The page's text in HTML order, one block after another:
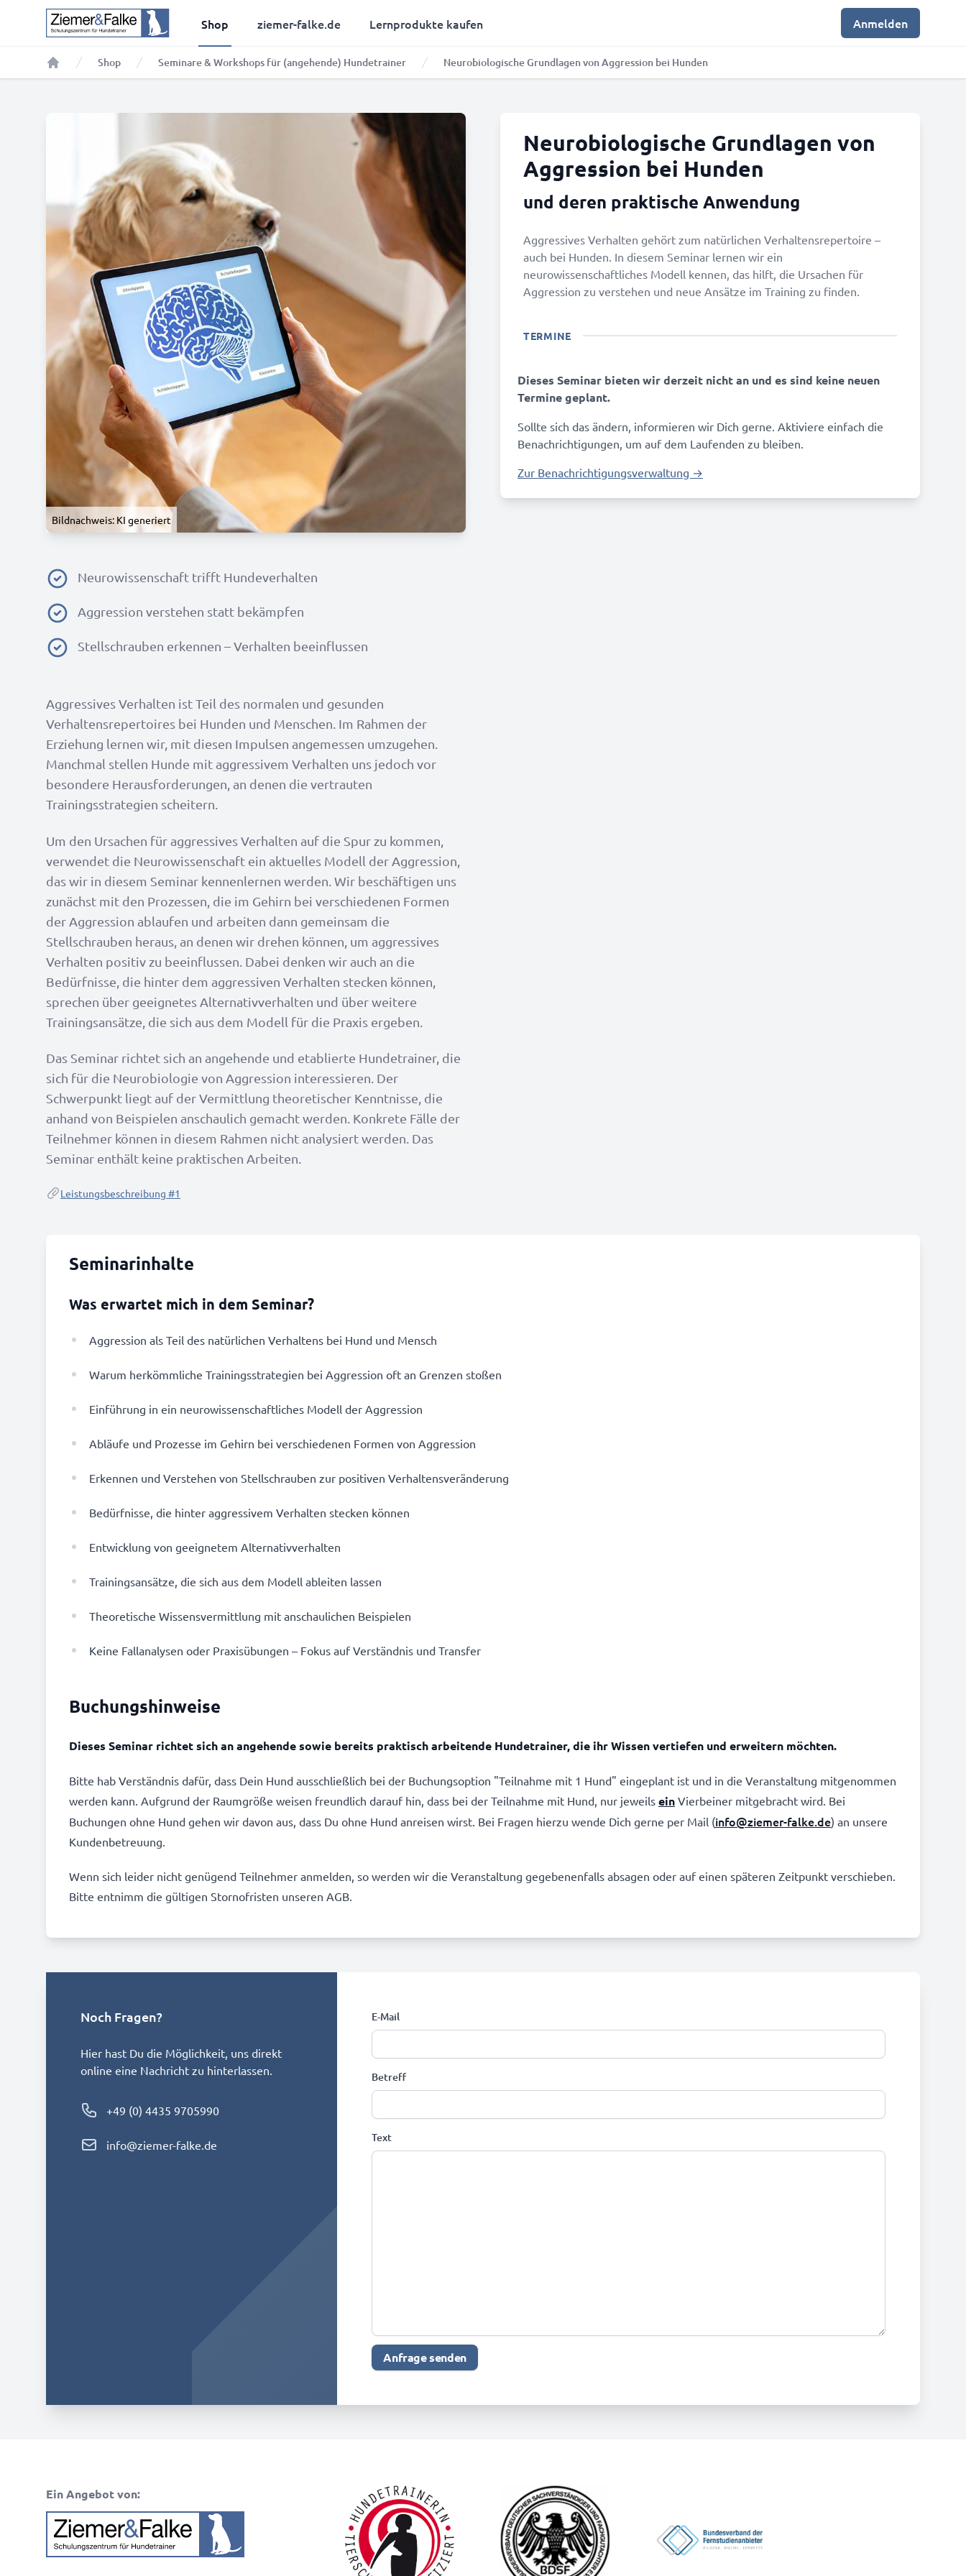
Shop ziemer-falke.de Lernprodukte kaufen Anmelden
Home
Shop Seminare & Workshops für (angehende) Hundetrainer Neurobiologische Grundlagen von Aggression bei Hunden
Bildnachweis: KI generiert
Neurowissenschaft trifft Hundeverhalten
Aggression verstehen statt bekämpfen
Stellschrauben erkennen – Verhalten beeinflussen
Aggressives Verhalten ist Teil des normalen und gesunden
Verhaltensrepertoires bei Hunden und Menschen. Im Rahmen der
Erziehung lernen wir, mit diesen Impulsen angemessen umzugehen.
Manchmal stellen Hunde mit aggressivem Verhalten uns jedoch vor
besondere Herausforderungen, an denen die vertrauten
Trainingsstrategien scheitern.
Um den Ursachen für aggressives Verhalten auf die Spur zu kommen,
verwendet die Neurowissenschaft ein aktuelles Modell der Aggression,
das wir in diesem Seminar kennenlernen werden. Wir beschäftigen uns
zunächst mit den Prozessen, die im Gehirn bei verschiedenen Formen
der Aggression ablaufen und arbeiten dann gemeinsam die
Stellschrauben heraus, an denen wir drehen können, um aggressives
Verhalten positiv zu beeinflussen. Dabei denken wir auch an die
Bedürfnisse, die hinter dem aggressiven Verhalten stecken können,
sprechen über geeignetes Alternativverhalten und über weitere
Trainingsansätze, die sich aus dem Modell für die Praxis ergeben.
Das Seminar richtet sich an angehende und etablierte Hundetrainer, die
sich für die Neurobiologie von Aggression interessieren. Der
Schwerpunkt liegt auf der Vermittlung theoretischer Kenntnisse, die
anhand von Beispielen anschaulich gemacht werden. Konkrete Fälle der
Teilnehmer können in diesem Rahmen nicht analysiert werden. Das
Seminar enthält keine praktischen Arbeiten.
Leistungsbeschreibung #1
Neurobiologische Grundlagen von
Aggression bei Hunden
und deren praktische Anwendung
Aggressives Verhalten gehört zum natürlichen Verhaltensrepertoire –
auch bei Hunden. In diesem Seminar lernen wir ein
neurowissenschaftliches Modell kennen, das hilft, die Ursachen für
Aggression zu verstehen und neue Ansätze im Training zu finden.
TERMINE
Dieses Seminar bieten wir derzeit nicht an und es sind keine neuen
Termine geplant.
Sollte sich das ändern, informieren wir Dich gerne. Aktiviere einfach die
Benachrichtigungen, um auf dem Laufenden zu bleiben.
Zur Benachrichtigungsverwaltung →
Seminarinhalte
Was erwartet mich in dem Seminar?
Aggression als Teil des natürlichen Verhaltens bei Hund und Mensch
Warum herkömmliche Trainingsstrategien bei Aggression oft an Grenzen stoßen
Einführung in ein neurowissenschaftliches Modell der Aggression
Abläufe und Prozesse im Gehirn bei verschiedenen Formen von Aggression
Erkennen und Verstehen von Stellschrauben zur positiven Verhaltensveränderung
Bedürfnisse, die hinter aggressivem Verhalten stecken können
Entwicklung von geeignetem Alternativverhalten
Trainingsansätze, die sich aus dem Modell ableiten lassen
Theoretische Wissensvermittlung mit anschaulichen Beispielen
Keine Fallanalysen oder Praxisübungen – Fokus auf Verständnis und Transfer
Buchungshinweise
Dieses Seminar richtet sich an angehende sowie bereits praktisch arbeitende Hundetrainer, die ihr Wissen vertiefen und erweitern möchten.
Bitte hab Verständnis dafür, dass Dein Hund ausschließlich bei der Buchungsoption "Teilnahme mit 1 Hund" eingeplant ist und in die Veranstaltung mitgenommen
werden kann. Aufgrund der Raumgröße weisen freundlich darauf hin, dass bei der Teilnahme mit Hund, nur jeweils ein Vierbeiner mitgebracht wird. Bei
Buchungen ohne Hund gehen wir davon aus, dass Du ohne Hund anreisen wirst. Bei Fragen hierzu wende Dich gerne per Mail (info@ziemer-falke.de) an unsere
Kundenbetreuung.
Wenn sich leider nicht genügend Teilnehmer anmelden, so werden wir die Veranstaltung gegebenenfalls absagen oder auf einen späteren Zeitpunkt verschieben.
Bitte entnimm die gültigen Stornofristen unseren AGB.
Noch Fragen?
Hier hast Du die Möglichkeit, uns direkt
online eine Nachricht zu hinterlassen.
Phone number
+49 (0) 4435 9705990
Emailinfo@ziemer-falke.de
E-Mail
Betreff
Text
Anfrage senden
Ein Angebot von: